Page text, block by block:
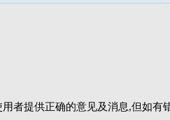
者提供正确的意见及消息,但如有